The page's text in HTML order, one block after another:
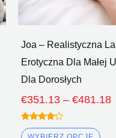
Joa – Realistyczna
Erotyczna Dla Małej
Dla Dorosłych
€351.13 – €481.18
Oceniono
4.00